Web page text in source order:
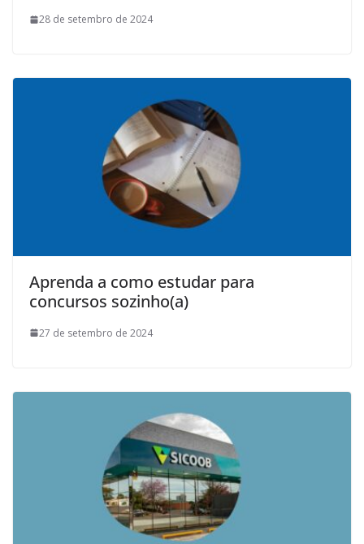
28 de setembro de 2024
Aprenda a como estudar para
concursos sozinho(a)
27 de setembro de 2024